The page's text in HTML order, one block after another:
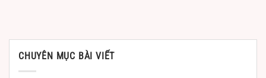
CHUYÊN MỤC BÀI VIẾT